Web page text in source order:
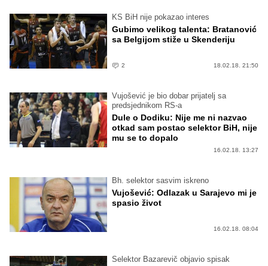
KS BiH nije pokazao interes
Gubimo velikog talenta: Bratanović
sa Belgijom stiže u Skenderiju
2 18.02.18. 21:50
Vujošević je bio dobar prijatelj sa
predsjednikom RS-a
Dule o Dodiku: Nije me ni nazvao
otkad sam postao selektor BiH, nije
mu se to dopalo
16.02.18. 13:27
Bh. selektor sasvim iskreno
Vujošević: Odlazak u Sarajevo mi je
spasio život
16.02.18. 08:04
Selektor Bazarevič objavio spisak